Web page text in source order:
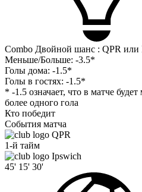
Combo Двойной шанс : QPR
Меньше/Больше: -3.5*
Голы дома: -1.5*
Голы в гостях: -1.5*
* -1.5 означает, что в матче
более одного гола
Кто победит
События матча
QPR
1-й тайм
Ipswich
45' 15' 30'